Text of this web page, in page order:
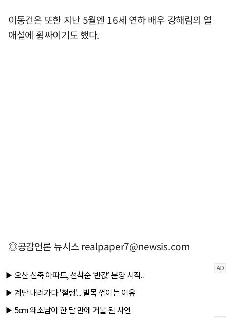
이동건은 또한 지난 5월엔 16세 연하 배우 강해림의 열
애설에 휩싸이기도 했다.
◎공감언론 뉴시스realpaper7@newsis.com